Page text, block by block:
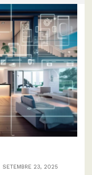
SETEMBRE 23, 2025